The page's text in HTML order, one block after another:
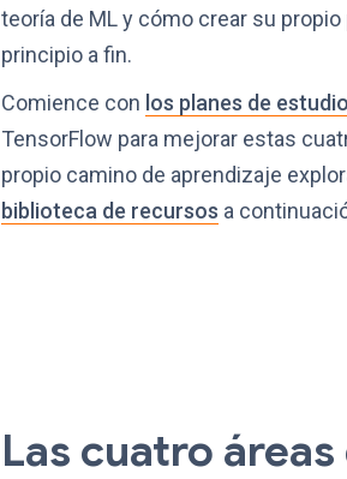
teoría de ML y cómo crear su
principio a fin.
Comience con los planes de
TensorFlow para mejorar estas
propio camino de aprendizaje
biblioteca de recursos a
Las cuatro áreas